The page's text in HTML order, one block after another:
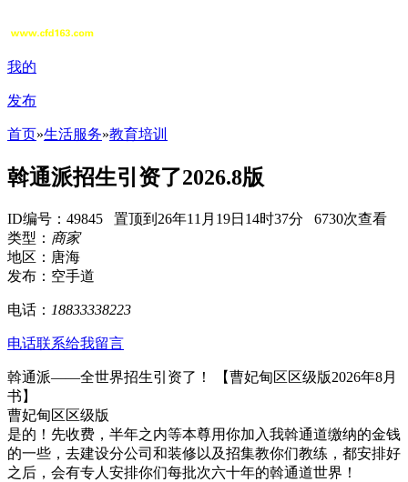
我的
发布
首页»生活服务»教育培训
斡通派招生引资了2026.8版
ID编号：49845 置顶到26年11月19日14时37分 6730次查看
类型： 商家
地区：唐海
发布：空手道
电话： 18833338223
电话联系给我留言
斡通派——全世界招生引资了！ 【曹妃甸区区级版2026年8月
书】
曹妃甸区区级版
是的！先收费，半年之内等本尊用你加入我斡通道缴纳的金钱
的一些，去建设分公司和装修以及招集教你们教练，都安排好
之后，会有专人安排你们每批次六十年的斡通道世界！